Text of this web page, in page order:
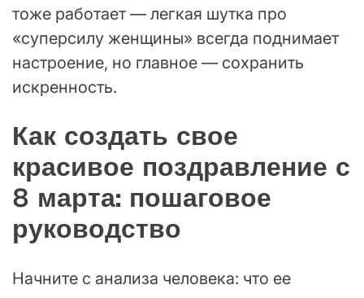
тоже работает — легкая шутка про
«суперсилу женщины» всегда поднимает
настроение, но главное — сохранить
искренность.
Как создать свое
красивое поздравление с
8 марта: пошаговое
руководство
Начните с анализа человека: что ее